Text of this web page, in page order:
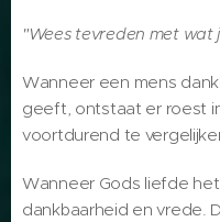
"Wees tevreden met wat
Wanneer een mens
geeft, ontstaat er roest
voortdurend te
Wanneer Gods liefde
dankbaarheid en vrede.